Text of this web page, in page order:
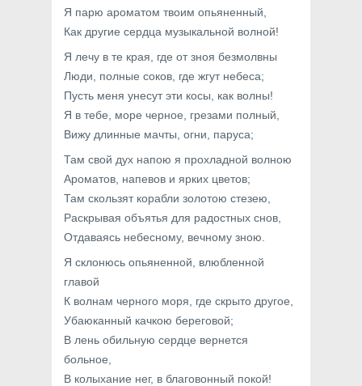
Я парю ароматом твоим опьяненный,
Как другие сердца музыкальной волной!
Я лечу в те края, где от зноя безмолвны
Люди, полные соков, где жгут небеса;
Пусть меня унесут эти косы, как волны!
Я в тебе, море черное, грезами полный,
Вижу длинные мачты, огни, паруса;
Там свой дух напою я прохладной волною
Ароматов, напевов и ярких цветов;
Там скользят корабли золотою стезею,
Раскрывая объятья для радостных снов,
Отдаваясь небесному, вечному зною.
Я склонюсь опьяненной, влюбленной
главой
К волнам черного моря, где скрыто другое,
Убаюканный качкою береговой;
В лень обильную сердце вернется
больное,
В колыхание нег, в благовонный покой!